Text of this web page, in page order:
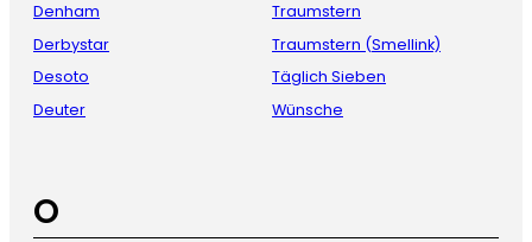
Denham
Derbystar
Desoto
Deuter
Traumstern
Traumstern (Smellink)
Täglich Sieben
Wünsche
O